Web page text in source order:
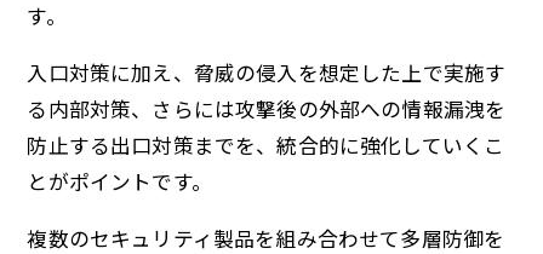
す。
入口対策に加え、脅威の侵入を想定した上で実施す
る内部対策、さらには攻撃後の外部への情報漏洩を
防止する出口対策までを、統合的に強化していくこ
とがポイントです。
複数のセキュリティ製品を組み合わせて多層防御を